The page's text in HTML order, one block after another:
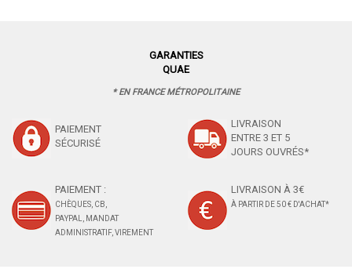
GARANTIES
QUAE
* EN FRANCE MÉTROPOLITAINE
PAIEMENT
SÉCURISÉ
LIVRAISON
ENTRE 3 ET 5
JOURS OUVRÉS*
PAIEMENT :
CHÈQUES, CB,
PAYPAL, MANDAT
ADMINISTRATIF, VIREMENT
LIVRAISON À 3€
À PARTIR DE 50 € D'ACHAT*